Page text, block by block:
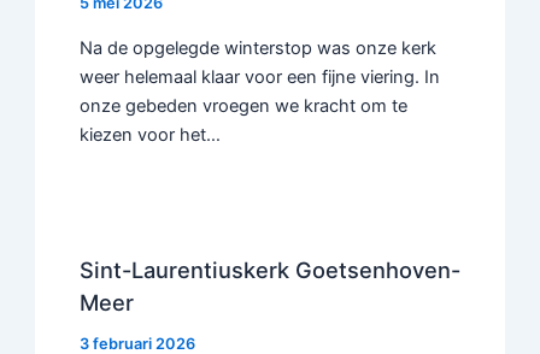
Na de opgelegde winterstop was onze kerk
weer helemaal klaar voor een fijne viering. In
onze gebeden vroegen we kracht om te
kiezen voor het…
Sint-Laurentiuskerk Goetsenhoven-
Meer
3 februari 2026